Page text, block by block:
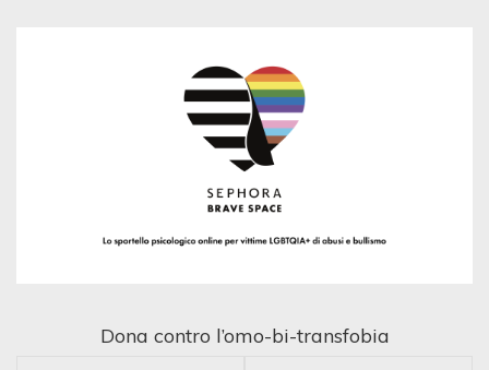
Dona contro l’omo-bi-transfobia